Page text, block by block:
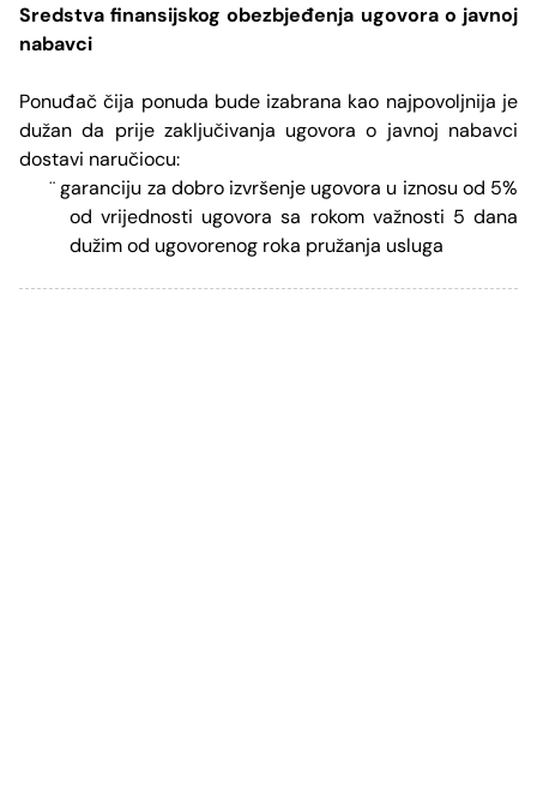
Sredstva finansijskog obezbjeđenja ugovora o javnoj
nabavci
Ponuđač čija ponuda bude izabrana kao najpovoljnija je
dužan da prije zaključivanja ugovora o javnoj nabavci
dostavi naručiocu:
¨ garanciju za dobro izvršenje ugovora u iznosu od 5%
od vrijednosti ugovora sa rokom važnosti 5 dana
dužim od ugovorenog roka pružanja usluga